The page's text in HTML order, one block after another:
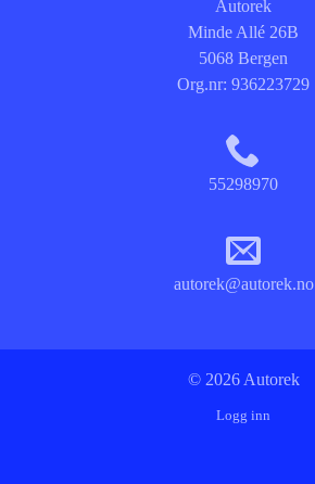
Autorek
Minde Allé 26B
5068 Bergen
Org.nr: 936223729
55298970
autorek@autorek.no
© 2026 Autorek
Logg inn